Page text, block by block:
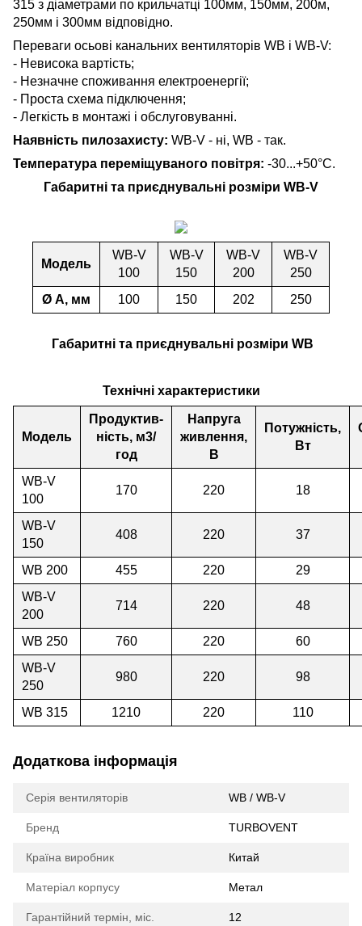
315 з діаметрами по крильчатці 100мм, 150мм, 200м,
250мм і 300мм відповідно.
Переваги осьові канальних вентиляторів WB і WB-V:
- Невисока вартість;
- Незначне споживання електроенергії;
- Проста схема підключення;
- Легкість в монтажі і обслуговуванні.
Наявність пилозахисту: WB-V - ні, WB - так.
Температура переміщуваного повітря: -30...+50°С.
Габаритні та приєднувальні розміри WB-V
Модель
WB-V
100
WB-V
150
WB-V
200
WB-V
250
Ø А, мм
100 150 202 250
Габаритні та приєднувальні розміри WB
Технічні характеристики
Модель
Продуктив-
ність, м3/
год
Напруга
живлення,
В
Потужність,
Вт
WB-V
100
170 220 18
WB-V
150
408 220 37
WB 200 455 220
29
WB-V
200
714 220 48
WB 250 760 220
60
WB-V
250
980 220 98
WB 315 1210 220 110
Додаткова інформація
Серія вентиляторів WB / WB-V
Бренд TURBOVENT
Країна виробник Китай
Матеріал корпусу Метал
Гарантійний термін, міс. 12